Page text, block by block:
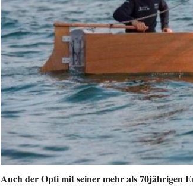
Auch der Opti mit seiner mehr als 70jährigen